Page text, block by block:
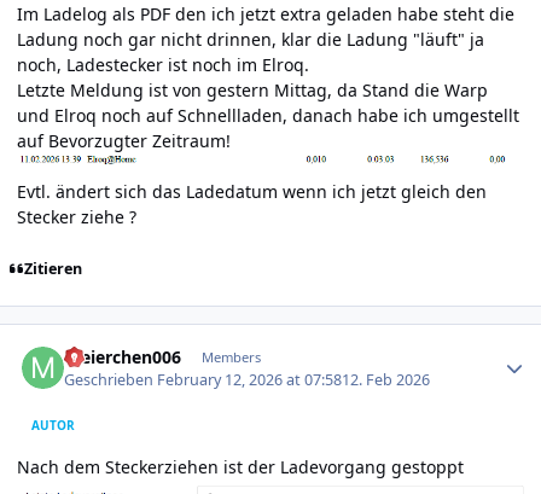
Im Ladelog als PDF den ich jetzt extra geladen habe steht die
Ladung noch gar nicht drinnen, klar die Ladung "läuft" ja
noch, Ladestecker ist noch im Elroq.
Letzte Meldung ist von gestern Mittag, da Stand die Warp
und Elroq noch auf Schnellladen, danach habe ich umgestellt
auf Bevorzugter Zeitraum!
Evtl. ändert sich das Ladedatum wenn ich jetzt gleich den
Stecker ziehe ?
Zitieren
meierchen006 Members
Geschrieben February 12, 2026 at 07:5812. Feb 2026
AUTOR
Nach dem Steckerziehen ist der Ladevorgang gestoppt